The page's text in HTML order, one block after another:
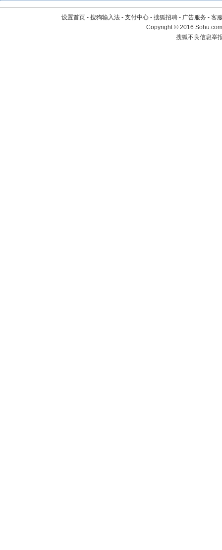
设置首页 - 搜狗输入法 - 支付中心 - 搜狐招聘 - 广告服务 - 客
Copyright©2016
搜狐不良信息举